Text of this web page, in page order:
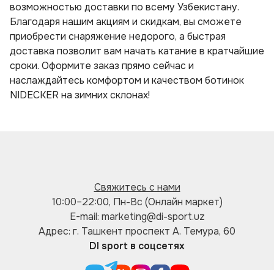
возможностью доставки по всему Узбекистану.
Благодаря нашим акциям и скидкам, вы сможете
приобрести снаряжение недорого, а быстрая
доставка позволит вам начать катание в кратчайшие
сроки. Оформите заказ прямо сейчас и
наслаждайтесь комфортом и качеством ботинок
NIDECKER на зимних склонах!
Свяжитесь с нами
10:00–22:00, Пн-Вс (Онлайн маркет)
E-mail: marketing@di-sport.uz
Адрес: г. Ташкент проспект А. Темура, 60
DI sport в соцсетях